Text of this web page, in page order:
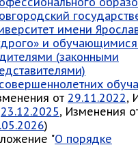
имени
и
(законными
от 29.11.2022,
23.12.2025, Изменения
)
"О порядке